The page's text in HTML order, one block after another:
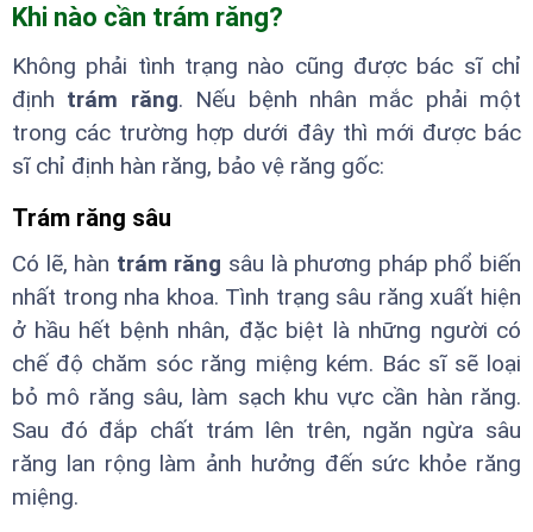
Khi nào cần trám răng?
Không phải tình trạng nào cũng được bác sĩ chỉ
định trám răng. Nếu bệnh nhân mắc phải một
trong các trường hợp dưới đây thì mới được bác
sĩ chỉ định hàn răng, bảo vệ răng gốc:
Trám răng sâu
Có lẽ, hàn trám răng sâu là phương pháp phổ biến
nhất trong nha khoa. Tình trạng sâu răng xuất hiện
ở hầu hết bệnh nhân, đặc biệt là những người có
chế độ chăm sóc răng miệng kém. Bác sĩ sẽ loại
bỏ mô răng sâu, làm sạch khu vực cần hàn răng.
Sau đó đắp chất trám lên trên, ngăn ngừa sâu
răng lan rộng làm ảnh hưởng đến sức khỏe răng
miệng.